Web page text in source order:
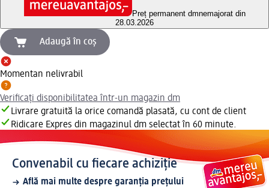
Preț permanent dmnemajorat din
28.03.2026
Adaugă în coș
Momentan nelivrabil
Verificați disponibilitatea într-un magazin dm
Livrare gratuită la orice comandă plasată, cu cont de client
Ridicare Expres din magazinul dm selectat în 60 minute.
Convenabil cu fiecare achiziție
Află mai multe despre garanția prețului